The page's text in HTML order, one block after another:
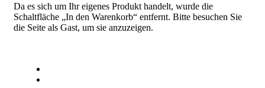
Da es sich um Ihr eigenes Produkt handelt, wurde die
Schaltfläche „In den Warenkorb“ entfernt. Bitte besuchen Sie
die Seite als Gast, um sie anzuzeigen.